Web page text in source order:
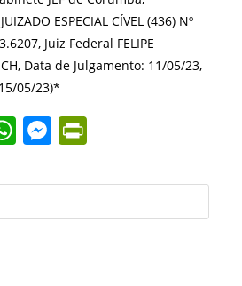
ESPECIAL CÍVEL (436) Nº
Juiz Federal FELIPE
Data de Julgamento: 11/05/23,
05/23)*
W
at
s
M
ss
e
tF
ri
a